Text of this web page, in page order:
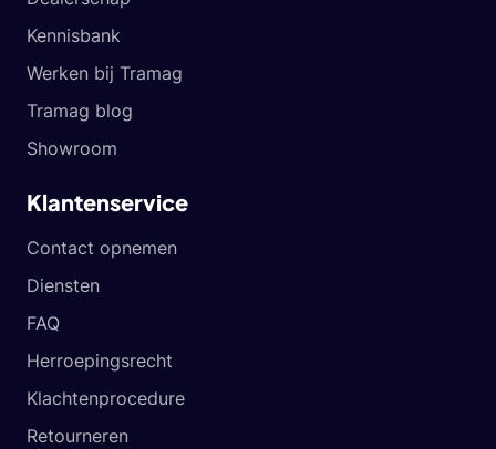
Kennisbank
Werken bij Tramag
Tramag blog
Showroom
Klantenservice
Contact opnemen
Diensten
FAQ
Herroepingsrecht
Klachtenprocedure
Retourneren